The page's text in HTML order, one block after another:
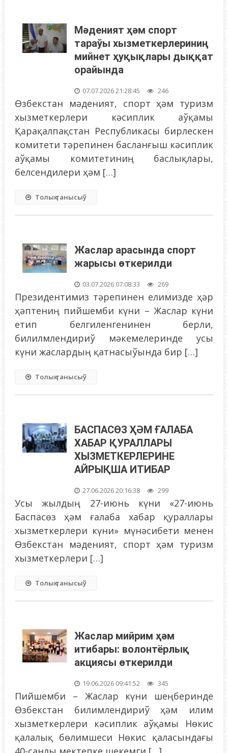
Мәденият ҳәм спорт
тараўы хызметкерлериниң
мийнет ҳуқықлары дыққат
орайында
07.07.2026 21:28:45 246
Өзбекстан мәденият, спорт ҳәм туризм
хызметкерлери кәсиплик аўқамы
Қарақалпақстан Республикасы бирлескен
комитети тәрепинен басланғыш кәсиплик
аўқамы комитетиниң баслықлары,
белсендилери ҳәм […]
Толық танысыў
Жаслар арасында спорт
жарысы өткерилди
03.07.2026 07:08:33 269
Президентимиз тәрепинен елимизде ҳәр
ҳәптениң пийшемби күни – Жаслар күни
етип белгиленгенинен берли,
билилмлендириў мәкемелеринде усы
күни жаслардың қатнасыўында бир […]
Толық танысыў
БАСПАСӨЗ ҲӘМ ҒАЛАБА
ХАБАР ҚУРАЛЛАРЫ
ХЫЗМЕТКЕРЛЕРИНЕ
АЙРЫҚША ИТИБАР
27.06.2026 20:16:38 299
Усы жылдың 27-июнь күни «27-июнь
Баспасөз ҳәм ғалаба хабар қураллары
хызметкерлери күни» мүнәсибети менен
Өзбекстан мәденият, спорт ҳәм туризм
хызметкерлери […]
Толық танысыў
Жаслар мийрим ҳәм
итибары: волонтёрлық
акциясы өткерилди
19.06.2026 09:41:52 345
Пийшемби – Жаслар күни шеңберинде
Өзбекстан билимлендириў ҳәм илим
хызметкерлери кәсиплик аўқамы Нөкис
қалалық бөлимшеси Нөкис қаласындағы